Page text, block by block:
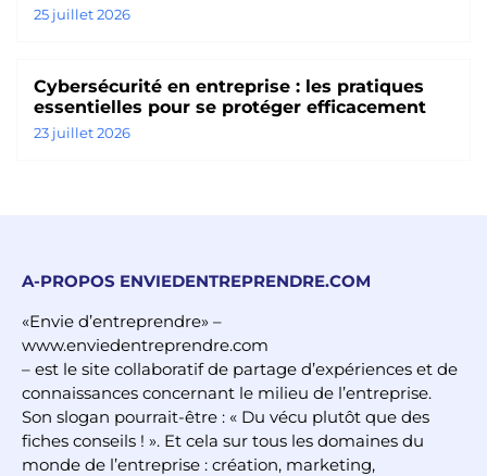
25 juillet 2026
Cybersécurité en entreprise : les pratiques
essentielles pour se protéger efficacement
23 juillet 2026
A-PROPOS ENVIEDENTREPRENDRE.COM
«Envie d’entreprendre» –
www.enviedentreprendre.com
– est le site collaboratif de partage d’expériences et de
connaissances concernant le milieu de l’entreprise.
Son slogan pourrait-être : « Du vécu plutôt que des
fiches conseils ! ». Et cela sur tous les domaines du
monde de l’entreprise : création, marketing,